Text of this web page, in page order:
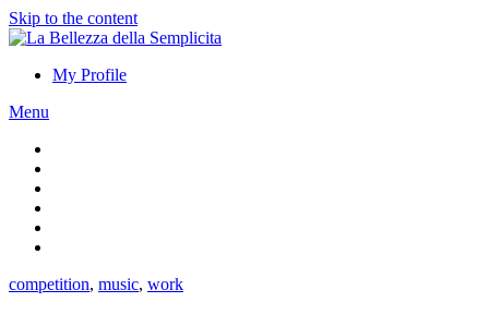
Skip to the content
My Profile
Menu
competition, music, work